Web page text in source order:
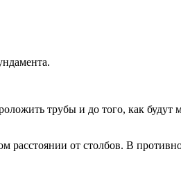
трубы и до того, как будут
расстоянии от столбов. В